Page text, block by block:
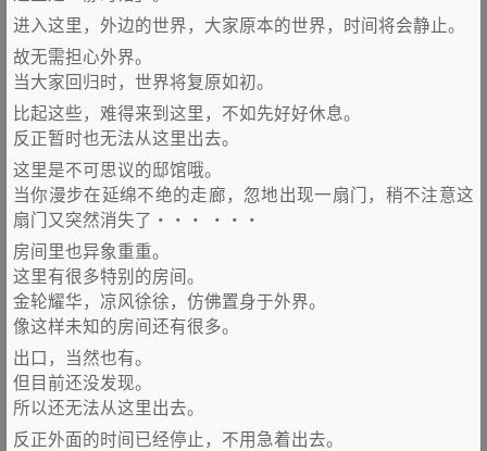
进入这里，外边的世界，大家原本的世界，时间将会静止。
故无需担心外界。
当大家回归时，世界将复原如初。
比起这些，难得来到这里，不如先好好休息。
反正暂时也无法从这里出去。
这里是不可思议的邸馆哦。
当你漫步在延绵不绝的走廊，忽地出现一扇门，稍不注意这
扇门又突然消失了··· ···
房间里也异象重重。
这里有很多特别的房间。
金轮耀华，凉风徐徐，仿佛置身于外界。
像这样未知的房间还有很多。
出口，当然也有。
但目前还没发现。
所以还无法从这里出去。
反正外面的时间已经停止，不用急着出去。